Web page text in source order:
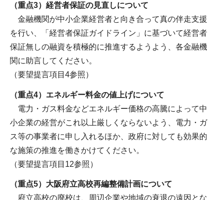
（重点3）経営者保証の見直しについて
金融機関が中小企業経営者と向き合って真の伴走支援
を行い、「経営者保証ガイドライン」に基づいて経営者
保証無しの融資を積極的に推進するようよう、各金融機
関に助言してください。
（要望提言項目4参照）
（重点4）エネルギー料金の値上げについて
電力・ガス料金などエネルギー価格の高騰によって中
小企業の経営がこれ以上厳しくならないよう、電力・ガ
ス等の事業者に申し入れるほか、政府に対しても効果的
な施策の推進を働きかけてください。
（要望提言項目12参照）
（重点5）大阪府立高校再編整備計画について
府立高校の廃校は、周辺企業や地域の衰退の遠因とな